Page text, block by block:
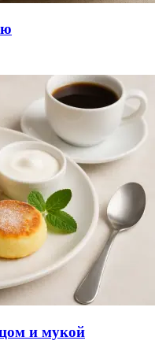
и мукой